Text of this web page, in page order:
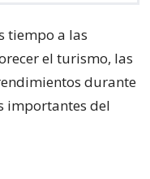
tiempo a las
el turismo, las
durante
importantes del